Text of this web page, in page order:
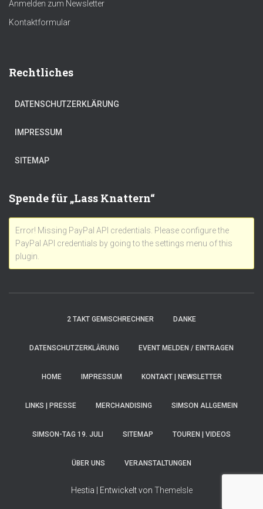
Anmelden zum Newsletter
Kontaktformular
Rechtliches
DATENSCHUTZERKLÄRUNG
IMPRESSUM
SITEMAP
Spende für „Lass Knattern“
Error! Missing PayPal API credentials. Please configure the
PayPal API credentials by going to the settings menu of this
plugin.
2 TAKT GEMISCHRECHNER DANKE
DATENSCHUTZERKLÄRUNG EVENT MELDEN / EINTRAGEN
HOME IMPRESSUM KONTAKT | NEWSLETTER
LINKS | PRESSE MERCHANDISING SIMSON ALLGEMEIN
SIMSON-TAG 19. JULI SITEMAP TOUREN | VIDEOS
ÜBER UNS VERANSTALTUNGEN
Hestia | Entwickelt von ThemeIsle